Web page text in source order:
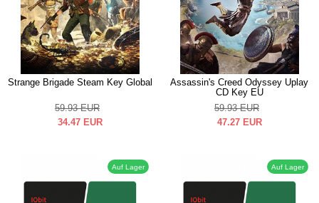
Strange Brigade Steam Key Global
59.93 EUR
34.47 EUR
Assassin's Creed Odyssey Uplay
CD Key EU
59.93 EUR
47.27 EUR
Auf Lager Auf Lager